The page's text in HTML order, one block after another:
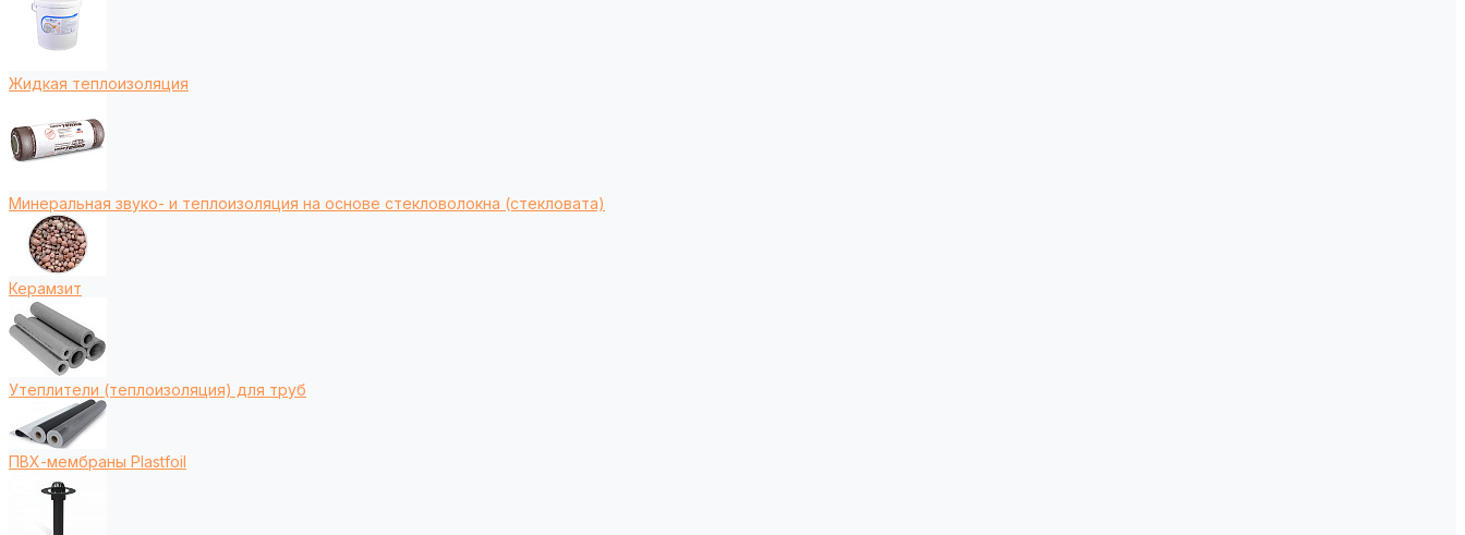
Жидкая теплоизоляция
Минеральная звуко- и теплоизоляция на основе стекловолокна (стекловата)
Керамзит
Утеплители (теплоизоляция) для труб
ПВХ-мембраны Plastfoil